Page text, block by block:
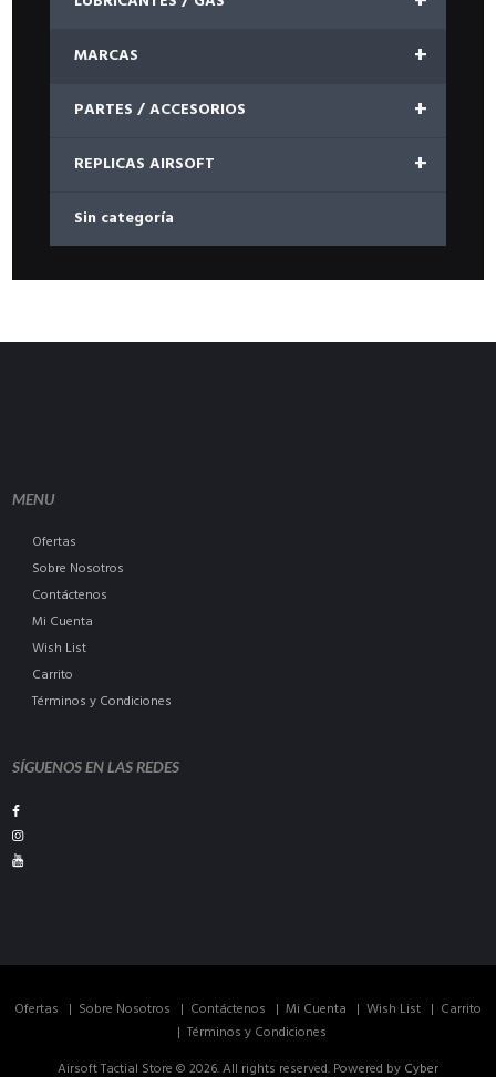
+
MARCAS
+
PARTES / ACCESORIOS
+
REPLICAS AIRSOFT
Sin categoría
MENU
Ofertas
Sobre Nosotros
Contáctenos
Mi Cuenta
Wish List
Carrito
Términos y Condiciones
SÍGUENOS EN LAS REDES
Ofertas Sobre Nosotros Contáctenos Mi Cuenta Wish List
Carrito
Términos y Condiciones
Airsoft Tactial Store © 2026. All rights reserved. Powered by Cyber